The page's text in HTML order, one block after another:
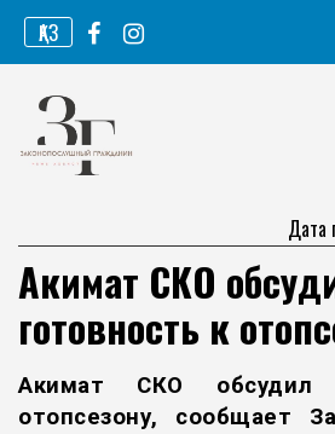
Перейти
содержимому
ҚАЗ
Дата
Акимат СКО
готовность к
Акимат СКО обсудил
отопсезону, сообщает